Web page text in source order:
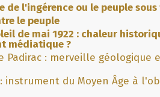
de l'ingérence ou le peuple
le peuple
de mai 1922 : chaleur
médiatique ?
Padirac : merveille géologique
instrument du Moyen Âge à